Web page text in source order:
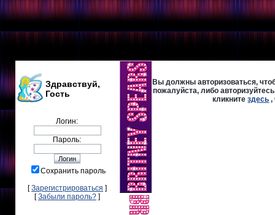
Здравствуй,
Гость
Логин:
Пароль:
Сохранить пароль
[Зарегистрироваться ]
[Забыли пароль? ]
Вы должны авторизоваться,
пожалуйста, либо
кликнитездесь ,